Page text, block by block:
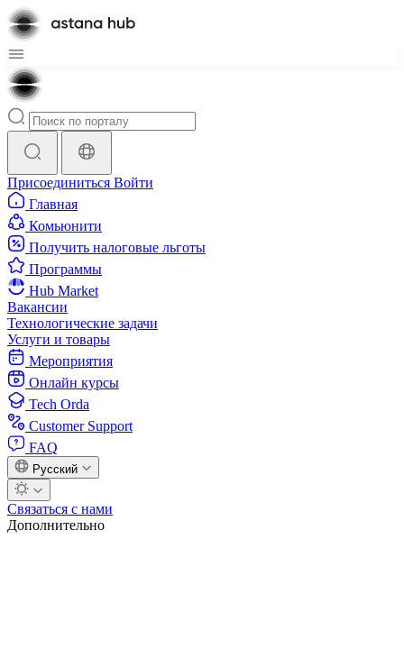
Присоединиться Войти
Главная
Комьюнити
Получить налоговые льготы
Программы
Hub Market
Вакансии
Технологические задачи
Услуги и товары
Мероприятия
Онлайн курсы
Tech Orda
Customer Support
FAQ
Русский
Связаться с нами
Дополнительно